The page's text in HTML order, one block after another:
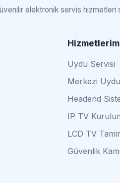
elektronik servis hizmetleri
Uydu Servisi
Merkezi
Headend
IP TV
LCD TV
Güvenlik